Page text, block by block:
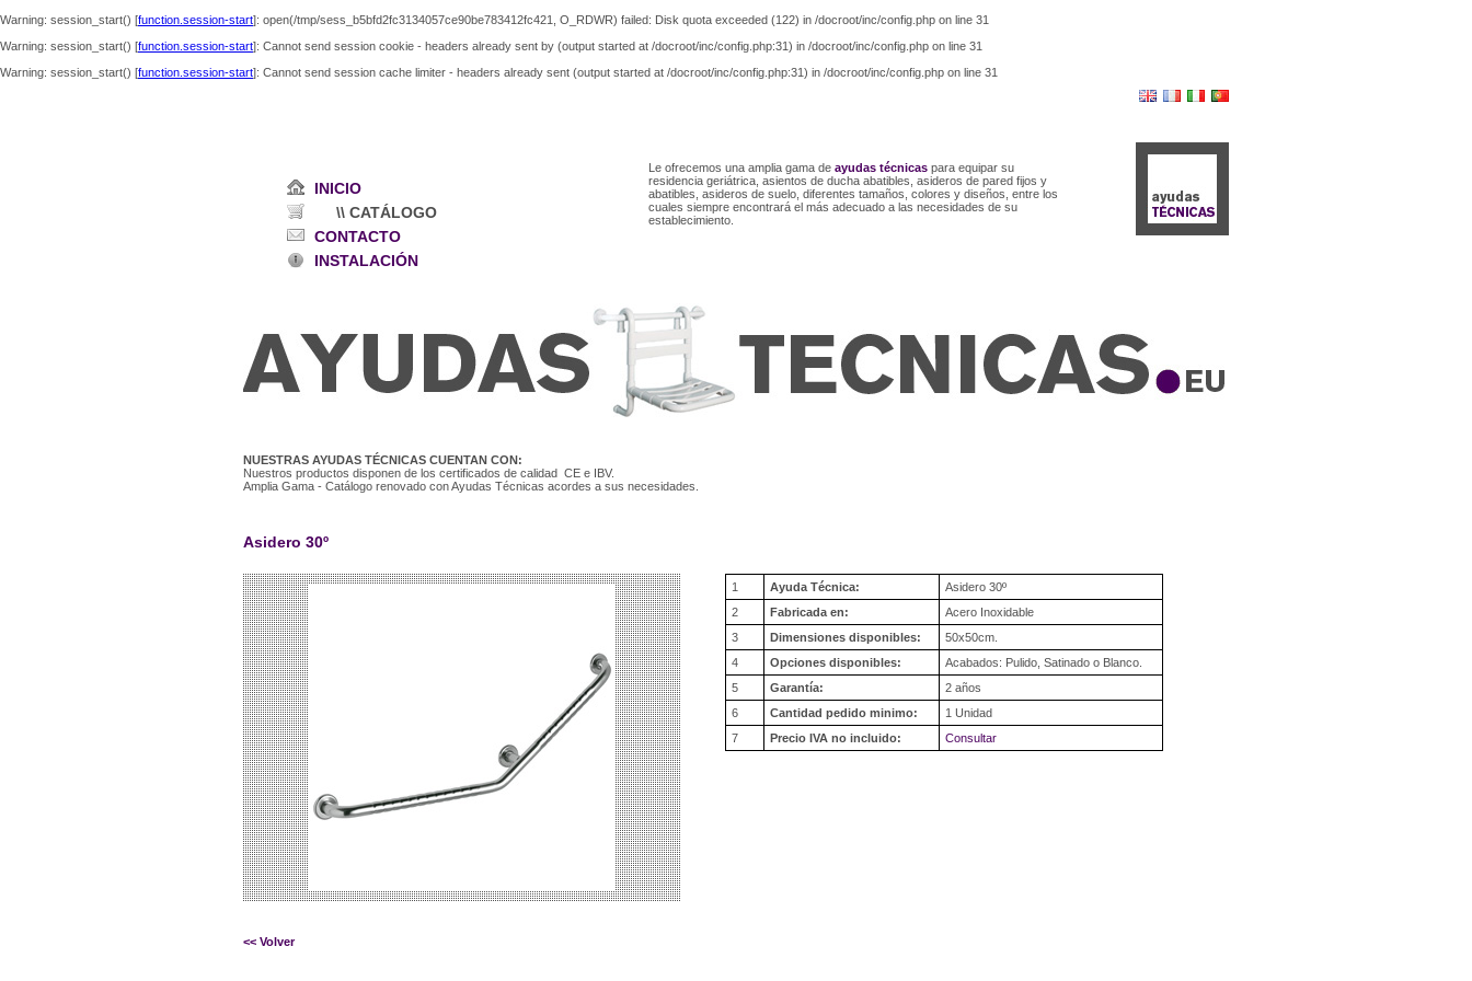
Warning: session_start() [function.session-start]: open(/tmp/sess_b5bfd2fc3134057ce90be783412fc421, O_RDWR) failed: Disk quota exceeded (122) in /docroot/inc/config.php on line 31
Warning: session_start() [function.session-start]: Cannot send session cookie - headers already sent by (output started at /docroot/inc/config.php:31) in /docroot/inc/config.php on line 31
Warning: session_start() [function.session-start]: Cannot send session cache limiter - headers already sent (output started at /docroot/inc/config.php:31) in /docroot/inc/config.php on line 31
INICIO
\\ CATÁLOGO
CONTACTO
INSTALACIÓN
Le ofrecemos una amplia gama de ayudas técnicas para equipar su
residencia geriátrica, asientos de ducha abatibles, asideros de pared fijos y
abatibles, asideros de suelo, diferentes tamaños, colores y diseños, entre los
cuales siempre encontrará el más adecuado a las necesidades de su
establecimiento.
NUESTRAS AYUDAS TÉCNICAS CUENTAN CON:
Nuestros productos disponen de los certificados de calidad CE e IBV.
Amplia Gama - Catálogo renovado con Ayudas Técnicas acordes a sus necesidades.
Asidero 30º
1 Ayuda Técnica:
Asidero 30º
2
Fabricada en:
Acero Inoxidable
3
Dimensiones disponibles:
50x50cm.
4
Opciones disponibles:
Acabados: Pulido, Satinado o Blanco.
5
Garantía:
2 años
6
Cantidad pedido minimo:
1 Unidad
7
Precio IVA no incluido: Consultar
<< Volver